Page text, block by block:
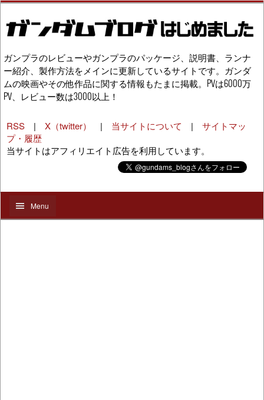
ガンプラのレビューやガンプラのパッケージ、説明書、ランナ
ー紹介、製作方法をメインに更新しているサイトです。ガンダ
ムの映画やその他作品に関する情報もたまに掲載。PVは6000万
PV、レビュー数は3000以上！
RSS | X（twitter） | 当サイトについて | サイトマッ
プ・履歴
当サイトはアフィリエイト広告を利用しています。
Menu